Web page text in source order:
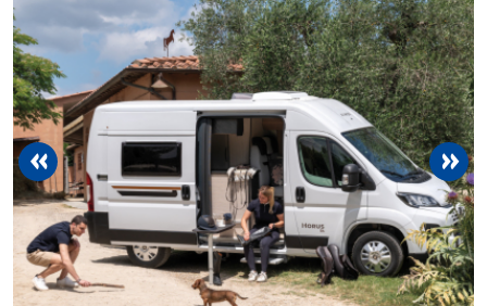
previous next